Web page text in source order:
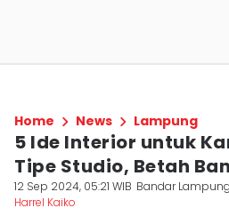
Home News Lampung
5 Ide Interior untuk
Tipe Studio, Betah
12 Sep 2024, 05:21 WIB Bandar Lampung
Harrel Kaiko